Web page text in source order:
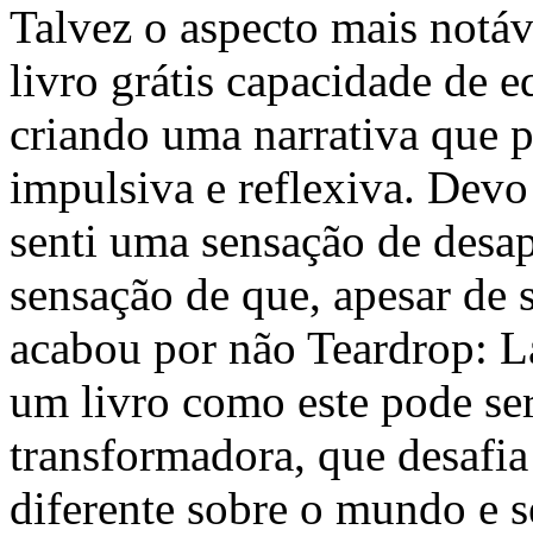
Talvez o aspecto mais
livro grátis capacidade de
criando uma narrativa que
impulsiva e reflexiva.
senti uma sensação de
sensação de que, apesar
acabou por não Teardrop:
um livro como este pode
transformadora, que
diferente sobre o mundo e